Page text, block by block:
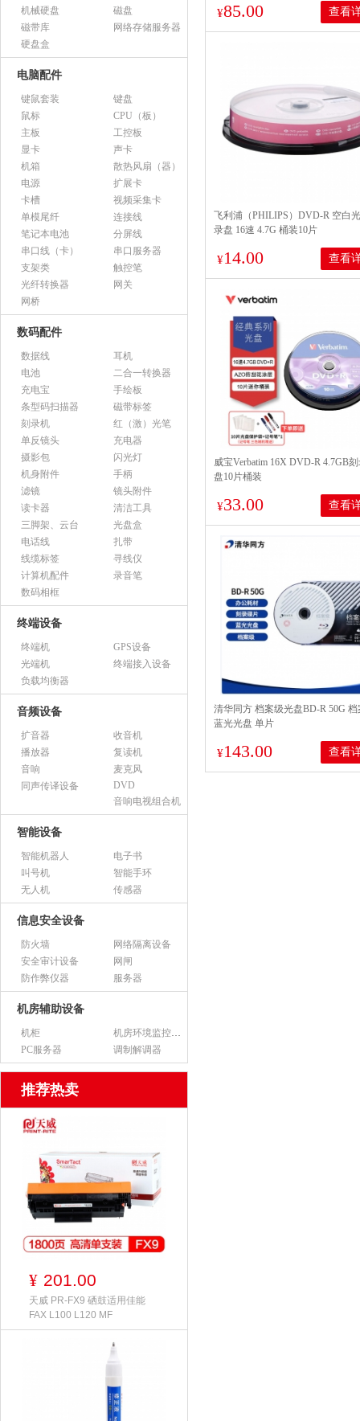
机械硬盘
磁盘
磁带库
网络存储服务器
硬盘盒
电脑配件
键鼠套装
键盘
鼠标
CPU（板）
主板
工控板
显卡
声卡
机箱
散热风扇（器）
电源
扩展卡
卡槽
视频采集卡
单模尾纤
连接线
笔记本电池
分屏线
串口线（卡）
串口服务器
支架类
触控笔
光纤转换器
网关
网桥
数码配件
数据线
耳机
电池
二合一转换器
充电宝
手绘板
条型码扫描器
磁带标签
刻录机
红（激）光笔
单反镜头
充电器
摄影包
闪光灯
机身附件
手柄
滤镜
镜头附件
读卡器
清洁工具
三脚架、云台
光盘盒
电话线
扎带
线缆标签
寻线仪
计算机配件
录音笔
数码相框
终端设备
终端机
GPS设备
光端机
终端接入设备
负载均衡器
音频设备
扩音器
收音机
播放器
复读机
音响
麦克风
同声传译设备
DVD
音响电视组合机
智能设备
智能机器人
电子书
叫号机
智能手环
无人机
传感器
信息安全设备
防火墙
网络隔离设备
安全审计设备
网闸
防作弊仪器
服务器
机房辅助设备
机柜
机房环境监控设备
PC服务器
调制解调器
推荐热卖
¥ 201.00
天威 PR-FX9 硒鼓适用佳能
FAX L100 L120 MF
¥85.00 查看
飞利浦（PHILIPS）DVD-R 空白
录盘 16速 4.7G 桶装10片
¥14.00 查看
威宝Verbatim 16X DVD-R 4.7GB
盘10片桶装
¥33.00 查看
清华同方 档案级光盘BD-R 50G 档
蓝光光盘 单片
¥143.00 查看